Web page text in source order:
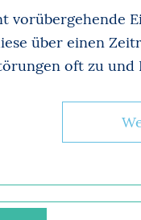
vorübergehende
über einen
oft zu